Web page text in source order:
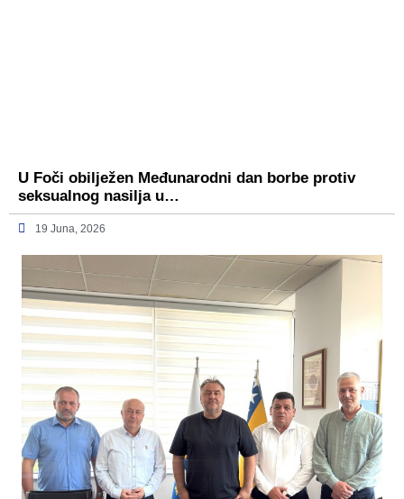
U Foči obilježen Međunarodni dan borbe protiv
seksualnog nasilja u…
19 Juna, 2026